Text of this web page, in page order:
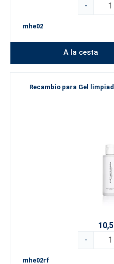
-
mhe02
A la cesta
Recambio para Gel
-
mhe02rf